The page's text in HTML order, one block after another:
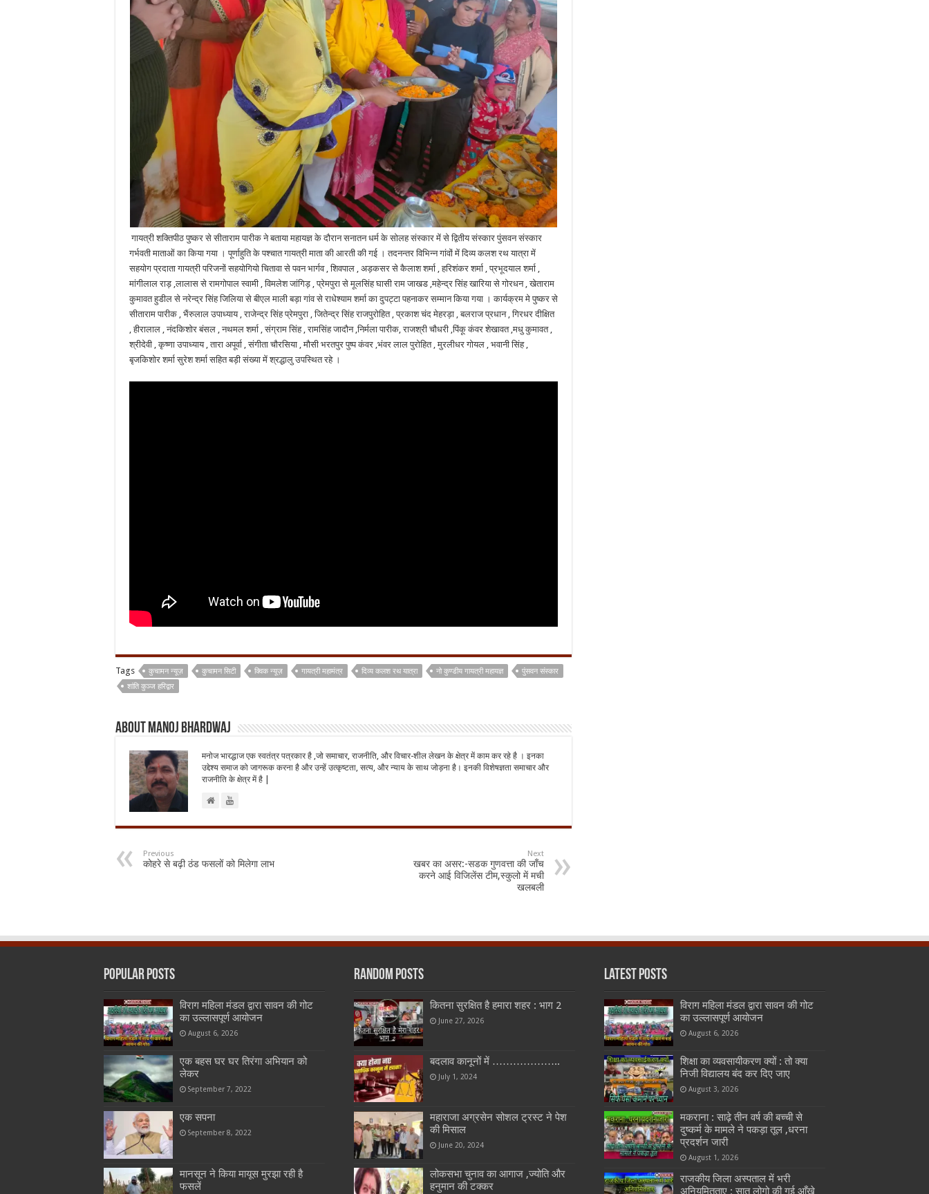
गायत्री शक्तिपीठ पुष्कर से सीताराम पारीक ने बताया महायज्ञ के दौरान सनातन धर्म के सोलह संस्कार में से द्वितीय संस्कार पुंसवन संस्कार
गर्भवती माताओं का किया गया । पूर्णाहुति के पश्चात गायत्री माता की आरती की गई । तदनन्तर विभिन्न गांवों में दिव्य कलश रथ यात्रा में
सहयोग प्रदाता गायत्री परिजनों सहयोगियो चितावा से पवन भार्गव , शिवपाल , अड़कसर से कैलाश शर्मा , हरिशंकर शर्मा , प्रभूदयाल शर्मा ,
मांगीलाल राड़ ,लालास से रामगोपाल स्वामी , विमलेश जांगिड़ , प्रेमपुरा से मूलसिंह घासी राम जाखड ,महेन्द्र सिंह खारिया से गोरधन , खेताराम
कुमावत हुडील से नरेन्द्र सिंह जिलिया से बीएल माली बड़ा गांव से राधेश्याम शर्मा का दुपट्टा पहनाकर सम्मान किया गया । कार्यक्रम मे पुष्कर से
सीताराम पारीक , भैंरुलाल उपाध्याय , राजेन्द्र सिंह प्रेमपुरा , जितेन्द्र सिंह राजपुरोहित , प्रकाश चंद मेहरड़ा , बलराज प्रधान , गिरधर दीक्षित
, हीरालाल , नंदकिशोर बंसल , नथमल शर्मा , संग्राम सिंह , रामसिंह जादौन ,निर्मला पारीक, राजश्री चौधरी ,पिंकू कंवर शेखावत ,मधु कुमावत ,
श्रीदेवी , कृष्णा उपाध्याय , तारा अपूर्वा , संगीता चौरसिया , मौसी भरतपुर पुष्प कंवर ,भंवर लाल पुरोहित , मुरलीधर गोयल , भवानी सिंह ,
बृजकिशोर शर्मा सुरेश शर्मा सहित बड़ी संख्या में श्रद्धालु उपस्थित रहे ।
Tags कुचामन न्यूज़ कुचामन सिटी क्विक न्यूज़ गायत्री महामंत्र दिव्य कलश रथ यात्रा नो कुण्डीय गायत्री महायज्ञ
पुंसवन संस्कार
शांति कुञ्ज हरिद्वार
About Manoj Bhardwaj
मनोज भारद्धाज एक स्वतंत्र पत्रकार है ,जो समाचार, राजनीति, और विचार-शील लेखन के क्षेत्र में काम कर रहे है । इनका
उद्देश्य समाज को जागरूक करना है और उन्हें उत्कृष्टता, सत्य, और न्याय के साथ जोड़ना है। इनकी विशेषज्ञता समाचार और
राजनीति के क्षेत्र में है |
Previous
कोहरे से बढ़ी ठंड फसलों को मिलेगा लाभ
Next
खबर का असर:-सडक गुणवत्ता की जाँच
करने आई विजिलेंस टीम,स्कुलो में मची
खलबली
Popular Posts
विराग महिला मंडल द्वारा सावन की गोट
का उल्लासपूर्ण आयोजन
August 6, 2026
एक बहस घर घर तिरंगा अभियान को
लेकर
September 7, 2022
एक सपना
September 8, 2022
मानसून ने किया मायूस मुरझा रही है
फसलें
Random Posts
कितना सुरक्षित है हमारा शहर : भाग 2
June 27, 2026
बदलाव कानूनों में ………………..
July 1, 2024
महाराजा अग्रसेन सोशल ट्रस्ट ने पेश
की मिसाल
June 20, 2024
लोकसभा चुनाव का आगाज ,ज्योति और
हनुमान की टक्कर
Latest Posts
विराग महिला मंडल द्वारा सावन की गोट
का उल्लासपूर्ण आयोजन
August 6, 2026
शिक्षा का व्यवसायीकरण क्यों : तो क्या
निजी विद्यालय बंद कर दिए जाए
August 3, 2026
मकराना : साढ़े तीन वर्ष की बच्ची से
दुष्कर्म के मामले ने पकड़ा तूल ,धरना
प्रदर्शन जारी
August 1, 2026
राजकीय जिला अस्पताल में भरी